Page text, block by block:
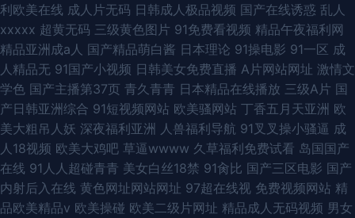
利欧美在线 成人片无码 日韩成人极品视频 国产在线诱惑 乱人
xxxxx 超黄无码 三级黄色图片 91免费看视频 精品午夜福利网
精品亚洲成a人 国产精品萌白酱 日本理论 91操电影 91一区 成
人精品无 91国产小视频 日韩美女免费直播 A片网站网址 激情文
学色 国产主播第37页 青久青青 日本精品在线播放 三级A片 国
产日韩亚洲综合 91短视频网站 欧美骚网站 丁香五月天亚洲 欧
美大粗吊人妖 深夜福利亚洲 人兽福利导航 91叉叉操小骚逼 成
人18视频 欧美大鸡吧 草逼wwww 久草福利免费试看 岛国国产
在线 91人人超碰青青 美女白丝18禁 91肏比 国产三区电影 国产
内射后入在线 黄色网址网站网址 97超在线视 免费视频网站 精
品欧美精品v 欧美操碰 欧美二级片网址 精品成人无码视频 男女